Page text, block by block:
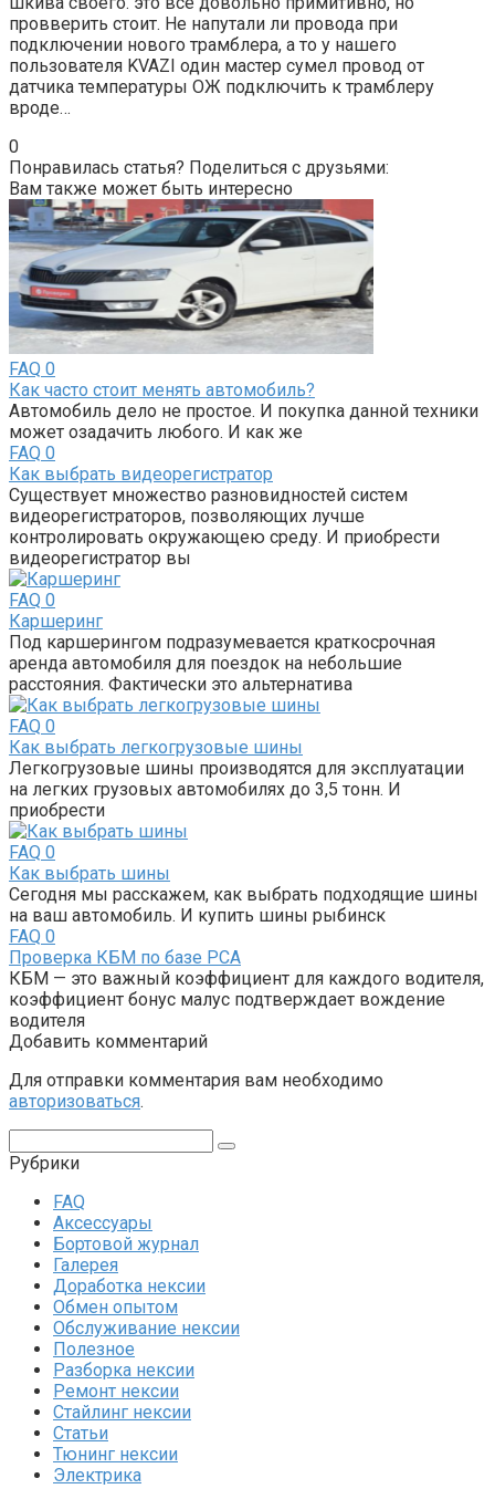
провверить стоит. Не напутали ли провода при
подключении нового трамблера, а то у нашего
пользователя KVAZI один мастер сумел провод от
датчика температуры ОЖ подключить к трамблеру
вроде…
0
Понравилась статья? Поделиться с друзьями:
Вам также может быть интересно
FAQ 0
Как часто стоит менять автомобиль?
Автомобиль дело не простое. И покупка данной техники
может озадачить любого. И как же
FAQ 0
Как выбрать видеорегистратор
Существует множество разновидностей систем
видеорегистраторов, позволяющих лучше
контролировать окружающею среду. И приобрести
видеорегистратор вы
FAQ 0
Каршеринг
Под каршерингом подразумевается краткосрочная
аренда автомобиля для поездок на небольшие
расстояния. Фактически это альтернатива
FAQ 0
Как выбрать легкогрузовые шины
Легкогрузовые шины производятся для эксплуатации
на легких грузовых автомобилях до 3,5 тонн. И
приобрести
FAQ 0
Как выбрать шины
Сегодня мы расскажем, как выбрать подходящие шины
на ваш автомобиль. И купить шины рыбинск
FAQ 0
Проверка КБМ по базе РСА
КБМ — это важный коэффициент для каждого водителя,
коэффициент бонус малус подтверждает вождение
водителя
Добавить комментарий
Для отправки комментария вам необходимо
авторизоваться.
Рубрики
FAQ
Аксессуары
Бортовой журнал
Галерея
Доработка нексии
Обмен опытом
Обслуживание нексии
Полезное
Разборка нексии
Ремонт нексии
Стайлинг нексии
Статьи
Тюнинг нексии
Электрика